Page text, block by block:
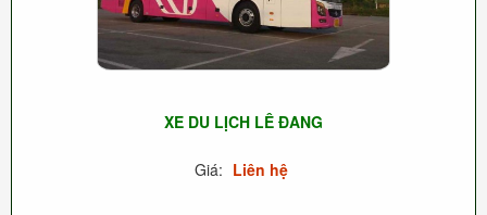
XE DU LỊCH LÊ ĐANG
Giá: Liên hệ